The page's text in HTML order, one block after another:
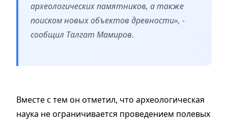
археологических памятников, а также
поиском новых объектов древности», -
сообщил Талгат Мамиров.
Вместе с тем он отметил, что археологическая
наука не ограничивается проведением полевых